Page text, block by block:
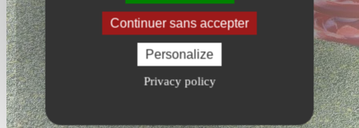
Continuer sans accepter
Personalize
Privacy policy